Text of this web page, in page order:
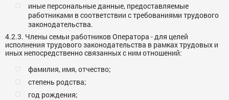
иные персональные данные, предоставляемые
работниками в соответствии с требованиями трудового
законодательства.
4.2.3. Члены семьи работников Оператора - для целей
исполнения трудового законодательства в рамках трудовых и
иных непосредственно связанных с ним отношений:
фамилия, имя, отчество;
степень родства;
год рождения;